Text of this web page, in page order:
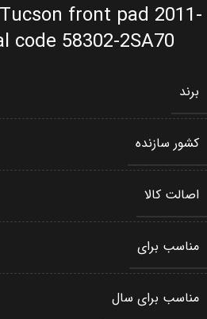
front pad 2011-
code 58302-2SA70
برند
کشور سازنده
اصالت کالا
مناسب برای
مناسب برای سال